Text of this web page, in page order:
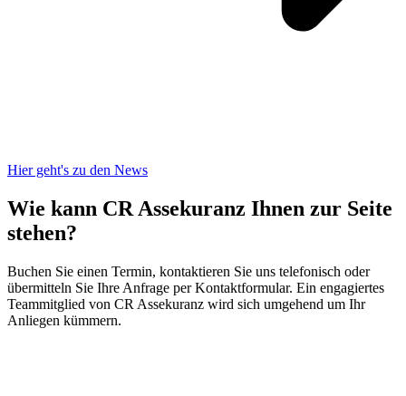
Hier geht's zu den News
Wie kann CR Assekuranz Ihnen zur Seite
stehen?
Buchen Sie einen Termin, kontaktieren Sie uns telefonisch oder
übermitteln Sie Ihre Anfrage per Kontaktformular. Ein engagiertes
Teammitglied von CR Assekuranz wird sich umgehend um Ihr
Anliegen kümmern.